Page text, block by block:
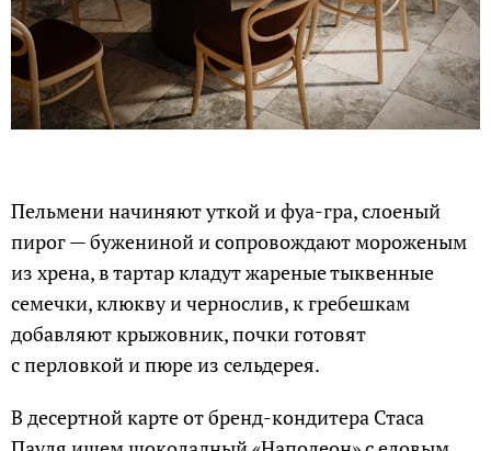
Пельмени начиняют уткой и фуа-гра, слоеный
пирог — бужениной и сопровождают мороженым
из хрена, в тартар кладут жареные тыквенные
семечки, клюкву и чернослив, к гребешкам
добавляют крыжовник, почки готовят
с перловкой и пюре из сельдерея.
В десертной карте от бренд-кондитера Стаса